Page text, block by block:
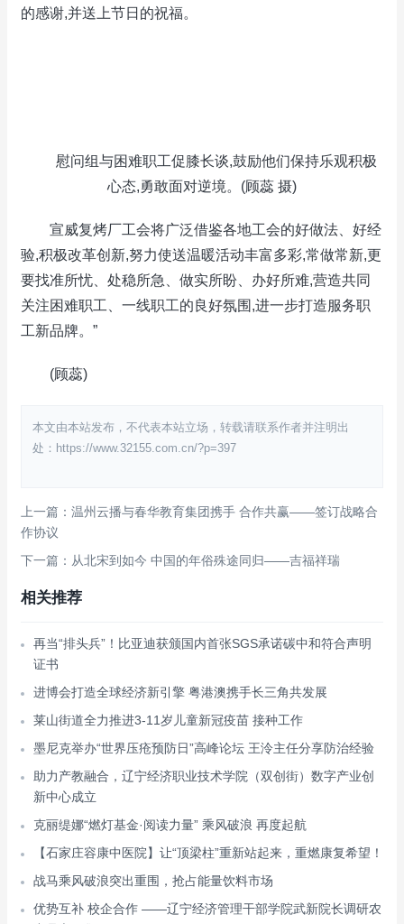
的感谢,并送上节日的祝福。
慰问组与困难职工促膝长谈,鼓励他们保持乐观积极
心态,勇敢面对逆境。(顾蕊 摄)
宣威复烤厂工会将广泛借鉴各地工会的好做法、好经
验,积极改革创新,努力使送温暖活动丰富多彩,常做常新,更
要找准所忧、处稳所急、做实所盼、办好所难,营造共同
关注困难职工、一线职工的良好氛围,进一步打造服务职
工新品牌。”
(顾蕊)
本文由本站发布，不代表本站立场，转载请联系作者并注明出
处：https://www.32155.com.cn/?p=397
上一篇：温州云播与春华教育集团携手 合作共赢——签订战略合
作协议
下一篇：从北宋到如今 中国的年俗殊途同归——吉福祥瑞
相关推荐
再当“排头兵”！比亚迪获颁国内首张SGS承诺碳中和符合声明
证书
进博会打造全球经济新引擎 粤港澳携手长三角共发展
莱山街道全力推进3-11岁儿童新冠疫苗 接种工作
墨尼克举办“世界压疮预防日”高峰论坛 王泠主任分享防治经验
助力产教融合，辽宁经济职业技术学院（双创街）数字产业创
新中心成立
克丽缇娜“燃灯基金·阅读力量” 乘风破浪 再度起航
【石家庄容康中医院】让“顶梁柱”重新站起来，重燃康复希望！
战马乘风破浪突出重围，抢占能量饮料市场
优势互补 校企合作 ——辽宁经济管理干部学院武新院长调研农